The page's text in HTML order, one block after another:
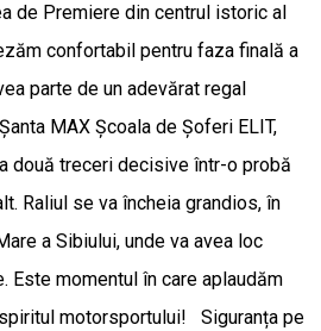
de Premiere din centrul istoric al
confortabil pentru faza finală a
parte de un adevărat regal
MAX Școala de Șoferi ELIT,
două treceri decisive într-o probă
​Raliul se va încheia grandios, în
a Sibiului, unde va avea loc
Este momentul în care aplaudăm
motorsportului! ​Siguranța pe